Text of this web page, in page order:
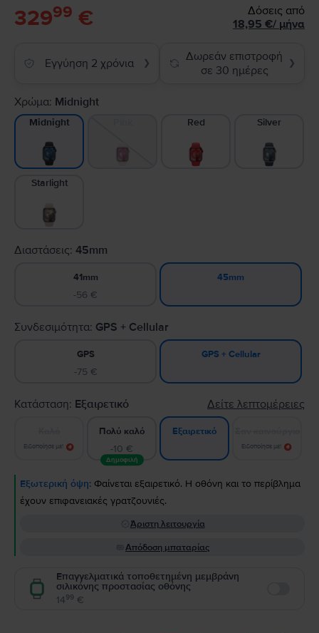
32999 €
Δόσεις από
18,95 €/ μήνα
Εγγύηση 2 χρόνια ❯
Δωρεάν επιστροφή
σε 30 ημέρες
❯
Χρώμα: Midnight
Midnight Red Silver
Starlight
Διαστάσεις: 45mm
41mm
-56 €
45mm
Συνδεσιμότητα: GPS + Cellular
GPS
-75 €
GPS + Cellular
Κατάσταση: Εξαιρετικό Δείτε λεπτομέρειες
Ειδοποίησε με!
Πολύ καλό
-10 €
Δημοφιλή
Εξαιρετικό
Ειδοποίησε με!
Εξωτερική όψη: Φαίνεται εξαιρετικό. Η οθόνη και το περίβλημα
έχουν επιφανειακές γρατζουνιές.
Άριστη λειτουργία
Απόδοση μπαταρίας
Επαγγελματικά τοποθετημένη μεμβράνη
σιλικόνης προστασίας οθόνης
1499 €